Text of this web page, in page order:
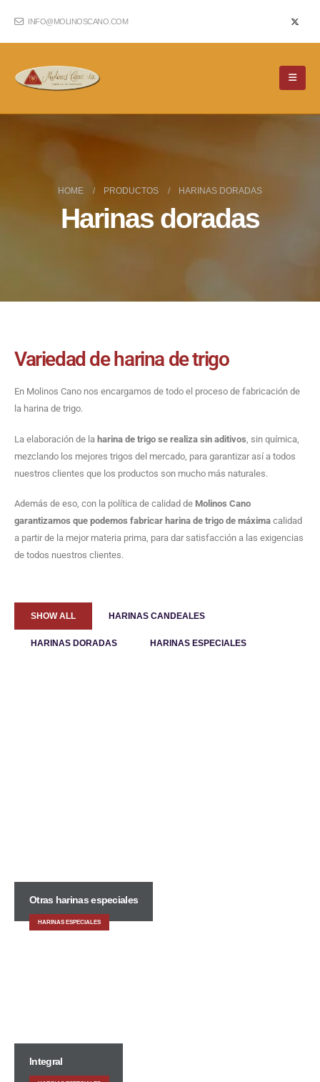
INFO@MOLINOSCANO.COM
HOME PRODUCTOS HARINAS DORADAS
Harinas doradas
Variedad de harina de trigo
En Molinos Cano nos encargamos de todo el proceso de fabricación de
la harina de trigo.
La elaboración de la harina de trigo se realiza sin aditivos , sin química,
mezclando los mejores trigos del mercado, para garantizar así a todos
nuestros clientes que los productos son mucho más naturales.
Además de eso, con la política de calidad de Molinos Cano
garantizamos que podemos fabricar harina de trigo de máxima calidad
a partir de la mejor materia prima, para dar satisfacción a las exigencias
de todos nuestros clientes.
SHOW ALL HARINAS CANDEALES
HARINAS DORADAS HARINAS ESPECIALES
Otras harinas especiales
HARINAS ESPECIALES
Integral